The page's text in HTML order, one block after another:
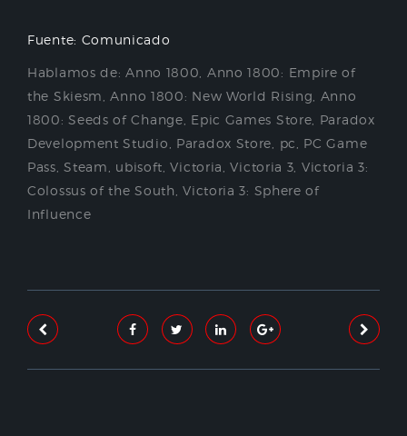
Fuente: Comunicado
Hablamos de:Anno 1800 Anno 1800: Empire of
the Skiesm ,Anno 1800: New World Rising Anno
1800: Seeds of Change Epic Games Store Paradox
Development Studio
Paradox Store pc
PC Game
Pass ,Steam ubisoft ,Victoria ,Victoria 3 Victoria 3:
Colossus of the South ,Victoria 3: Sphere of
Influence